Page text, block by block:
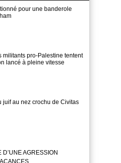
pour une banderole
militants pro-Palestine tentent
lancé à pleine vitesse
juif au nez crochu de Civitas
AGRESSION